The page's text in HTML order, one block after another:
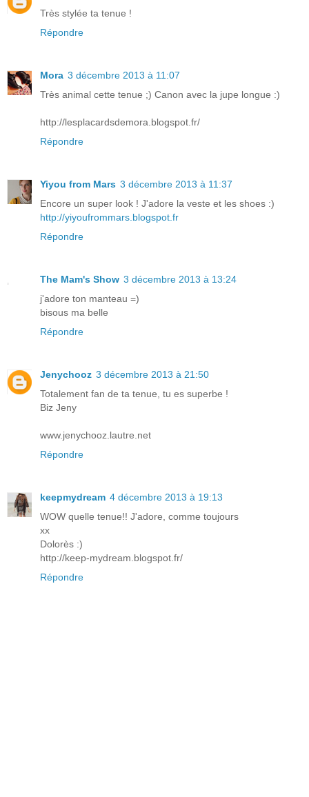
Très stylée ta tenue !
Répondre
Mora 3 décembre 2013 à 11:07
Très animal cette tenue ;) Canon avec la jupe longue :)
http://lesplacardsdemora.blogspot.fr/
Répondre
Yiyou from Mars 3 décembre 2013 à 11:37
Encore un super look ! J'adore la veste et les shoes :)
http://yiyoufrommars.blogspot.fr
Répondre
The Mam's Show 3 décembre 2013 à 13:24
j'adore ton manteau =)
bisous ma belle
Répondre
Jenychooz 3 décembre 2013 à 21:50
Totalement fan de ta tenue, tu es superbe !
Biz Jeny
www.jenychooz.lautre.net
Répondre
keepmydream 4 décembre 2013 à 19:13
WOW quelle tenue!! J'adore, comme toujours
xx
Dolorès :)
http://keep-mydream.blogspot.fr/
Répondre